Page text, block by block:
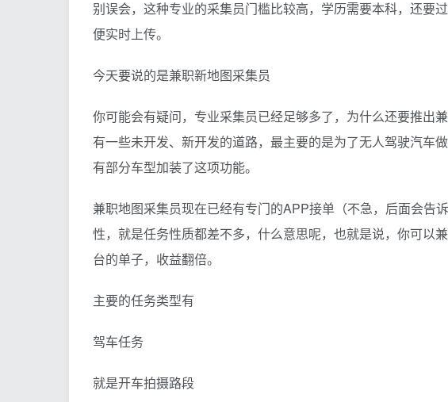
别误会，这种专业的采集员门槛比较高，学历需要本科，还要
便实时上传。
今天要说的是兼职新地图采集员
你可能会有疑问，专业采集员已经足够多了，为什么还要推出
有一些未开发、新开发的道路，最主要的是为了无人驾驶汽车
有部分车型加装了这项功能。
兼职地图采集员现在已经有专门的APP接单（不急，后面会告
性，就是任务性质都差不多，什么意思呢，也就是说，你可以
台的单子，收益翻倍。
主要的任务类型有
驾车任务
就是开车拍摄路段